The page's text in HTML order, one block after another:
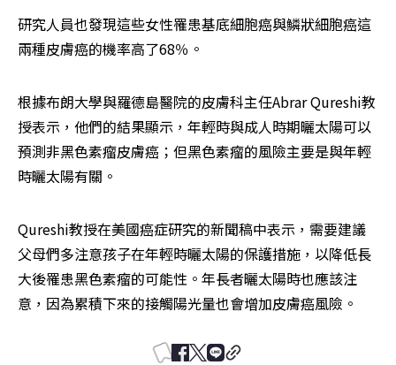
研究人員也發現這些女性罹患基底細胞癌與鱗狀細胞癌這
兩種皮膚癌的機率高了68％。
根據布朗大學與羅德島醫院的皮膚科主任Abrar Qureshi教
授表示，他們的結果顯示，年輕時與成人時期曬太陽可以
預測非黑色素瘤皮膚癌；但黑色素瘤的風險主要是與年輕
時曬太陽有關。
Qureshi教授在美國癌症研究的新聞稿中表示，需要建議
父母們多注意孩子在年輕時曬太陽的保護措施，以降低長
大後罹患黑色素瘤的可能性。年長者曬太陽時也應該注
意，因為累積下來的接觸陽光量也會增加皮膚癌風險。